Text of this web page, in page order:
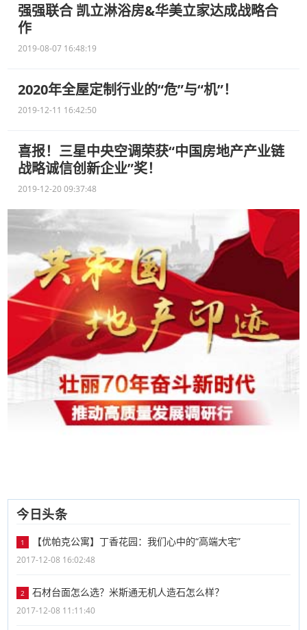
强强联合 凯立淋浴房&华美立家达成战略合
作
2019-08-07 16:48:19
2020年全屋定制行业的“危”与“机”！
2019-12-11 16:42:50
喜报！三星中央空调荣获“中国房地产产业链
战略诚信创新企业”奖！
2019-12-20 09:37:48
今日头条
1 【优帕克公寓】丁香花园：我们心中的“高端大宅”
2017-12-08 16:02:48
2 石材台面怎么选？米斯通无机人造石怎么样？
2017-12-08 11:11:40